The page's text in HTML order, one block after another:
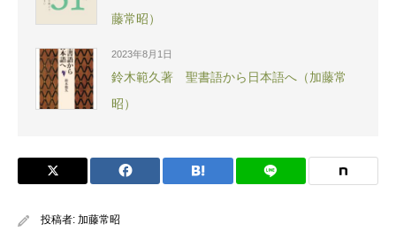
藤常昭）
2023年8月1日
鈴木範久著 聖書語から日本語へ（加藤常
昭）
投稿者: 加藤常昭